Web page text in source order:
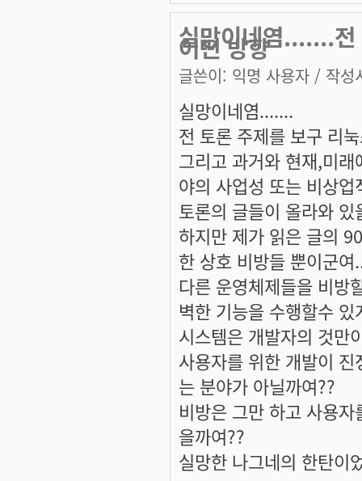
실망이네염.......전
어떤 방향
글쓴이: 익명 사용자 / 작성
실망이네염.......
전 토론 주제를 보구 리
그리고 과거와 현재,미
야의 사업성 또는 비상
토론의 글들이 올라와
하지만 제가 읽은 글의
한 상호 비방들 뿐이군여
다른 운영체제들을 비방
벽한 기능을 수행할수
시스템은 개발자의 것만
사용자를 위한 개발이
는 분야가 아닐까여??
비방은 그만 하고 사용
을까여??
실망한 나그네의 한탄이